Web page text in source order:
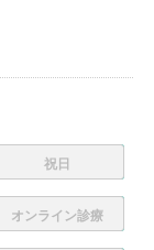
祝日
オンライン診療